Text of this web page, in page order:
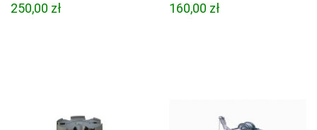
250,00 zł 160,00 zł